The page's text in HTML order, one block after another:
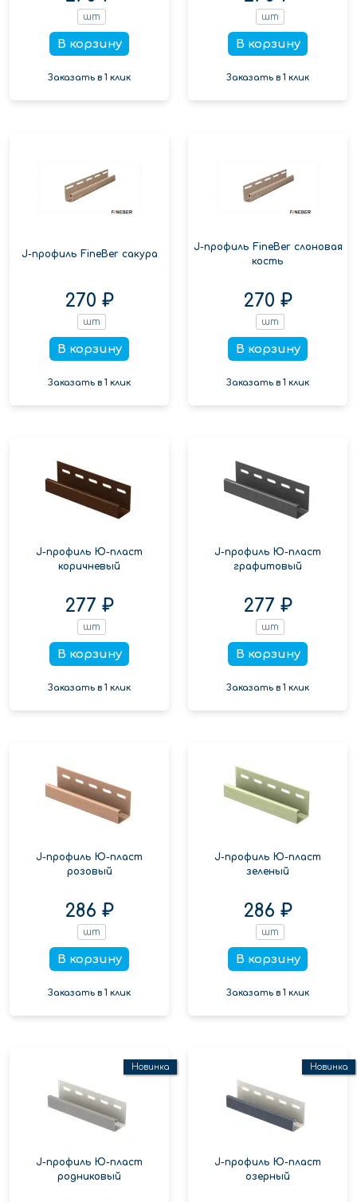
шт
В корзину
Заказать в 1 клик
шт
В корзину
Заказать в 1 клик
J-профиль FineBer сакура
270 ₽
шт
В корзину
Заказать в 1 клик
J-профиль FineBer слоновая
кость
270 ₽
шт
В корзину
Заказать в 1 клик
J-профиль Ю-пласт
коричневый
277 ₽
шт
В корзину
Заказать в 1 клик
J-профиль Ю-пласт
графитовый
277 ₽
шт
В корзину
Заказать в 1 клик
J-профиль Ю-пласт
розовый
286 ₽
шт
В корзину
Заказать в 1 клик
J-профиль Ю-пласт
зеленый
286 ₽
шт
В корзину
Заказать в 1 клик
J-профиль Ю-пласт
родниковый
Новинка
J-профиль Ю-пласт
озерный
Новинка